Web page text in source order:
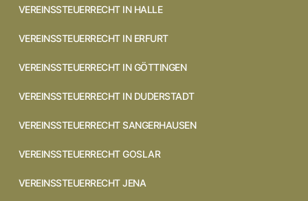
VEREINSSTEUERRECHT IN HALLE
VEREINSSTEUERRECHT IN ERFURT
VEREINSSTEUERRECHT IN GÖTTINGEN
VEREINSSTEUERRECHT IN DUDERSTADT
VEREINSSTEUERRECHT SANGERHAUSEN
VEREINSSTEUERRECHT GOSLAR
VEREINSSTEUERRECHT JENA